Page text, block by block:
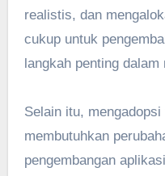
realistis, dan
cukup untuk
langkah penting
Selain itu,
membutuhkan
pengembangan